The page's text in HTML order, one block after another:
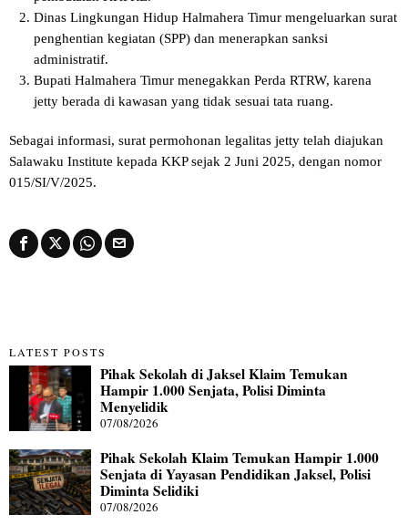
Dinas Lingkungan Hidup Halmahera Timur mengeluarkan surat
penghentian kegiatan (SPP) dan menerapkan sanksi
administratif.
Bupati Halmahera Timur menegakkan Perda RTRW, karena
jetty berada di kawasan yang tidak sesuai tata ruang.
Sebagai informasi, surat permohonan legalitas jetty telah diajukan
Salawaku Institute kepada KKP sejak 2 Juni 2025, dengan nomor
015/SI/V/2025.
LATEST POSTS
Pihak Sekolah di Jaksel Klaim Temukan
Hampir 1.000 Senjata, Polisi Diminta
Menyelidik
07/08/2026
Pihak Sekolah Klaim Temukan Hampir 1.000
Senjata di Yayasan Pendidikan Jaksel, Polisi
Diminta Selidiki
07/08/2026